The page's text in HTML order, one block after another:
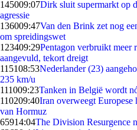
145009:07Dirk sluit supermarkt op
agressie
136009:47Van den Brink zet nog
om spreidingswet
123409:29Pentagon verbruikt meer
aangevuld, tekort dreigt
115108:53Nederlander (23)
235 km/u
111009:23Tanken in België wordt
110209:40Iran overweegt
van Hormuz
65914:04The Division Resurgence